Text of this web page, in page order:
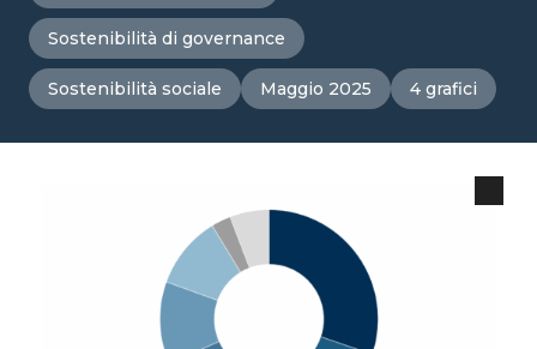
Sostenibilità di governance
Sostenibilità sociale Maggio 2025 4 grafici